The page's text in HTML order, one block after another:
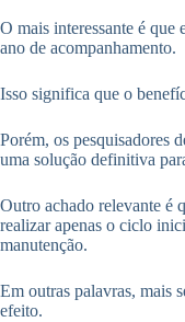
O mais interessante é que
ano de acompanhamento.
Isso significa que o
Porém, os pesquisadores
uma solução definitiva
Outro achado relevante é
realizar apenas o ciclo
manutenção.
Em outras palavras, mais
efeito.